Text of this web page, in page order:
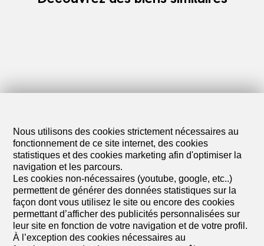
Nous utilisons des cookies strictement nécessaires au
fonctionnement de ce site internet, des cookies
statistiques et des cookies marketing afin d'optimiser la
navigation et les parcours.
Les cookies non-nécessaires (youtube, google, etc..)
permettent de générer des données statistiques sur la
façon dont vous utilisez le site ou encore des cookies
permettant d’afficher des publicités personnalisées sur
leur site en fonction de votre navigation et de votre profil.
À l’exception des cookies nécessaires au